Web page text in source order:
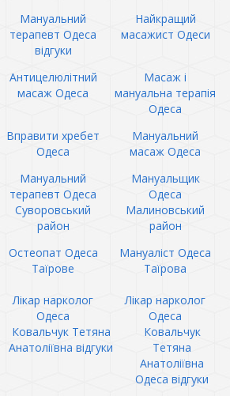
Мануальний
терапевт Одеса
відгуки
Найкращий
масажист Одеси
Антицелюлітний
масаж Одеса
Масаж і
мануальна терапія
Одеса
Вправити хребет
Одеса
Мануальний
масаж Одеса
Мануальний
терапевт Одеса
Суворовський
район
Мануальщик
Одеса
Малиновський
район
Остеопат Одеса
Таїрове
Мануаліст Одеса
Таїрова
Лікар нарколог
Одеса
Лікар нарколог
Одеса
Ковальчук Тетяна
Анатоліївна відгуки
Ковальчук
Тетяна
Анатоліївна
Одеса відгуки